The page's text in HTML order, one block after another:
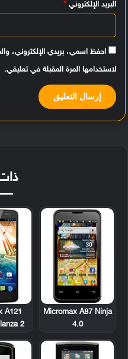
البريد الإلكتروني *
احفظ اسمي، بريدي الإلكتروني،
لاستخدامها المرة المقبلة في تعليقي.
Micromax A87 Ninja
4.0
A121
2